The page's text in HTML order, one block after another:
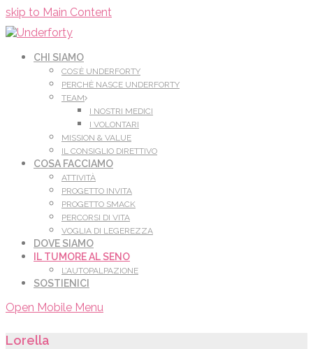
skip to Main Content
CHI SIAMO
COS’È UNDERFORTY
PERCHÈ NASCE UNDERFORTY
TEAM
I NOSTRI MEDICI
I VOLONTARI
MISSION & VALUE
IL CONSIGLIO DIRETTIVO
COSA FACCIAMO
ATTIVITÀ
PROGETTO INVITA
PROGETTO SMACK
PERCORSI DI VITA
VOGLIA DI LEGEREZZA
DOVE SIAMO
IL TUMORE AL SENO
L’AUTOPALPAZIONE
SOSTIENICI
Open Mobile Menu
Lorella